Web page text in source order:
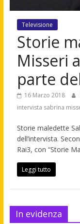
Televisione
Storie
Misseri
parte
16 Marzo 2018
intervista sabrina
Storie maledette
dell’intervista.
Rai3, con “Storie
Leggi tutto
In evidenza